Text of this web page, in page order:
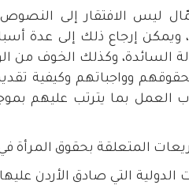
ليس الافتقار إلى النصوص
ويمكن إرجاع ذلك إلى عدة
السائدة، وكذلك الخوف من
وواجباتهم وكيفية
العمل بما يترتب عليهم
المتعلقة بحقوق المرأة
التي صادق الأردن